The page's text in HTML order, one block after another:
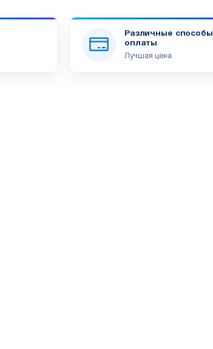
Различные способы
оплаты
Лучшая цена